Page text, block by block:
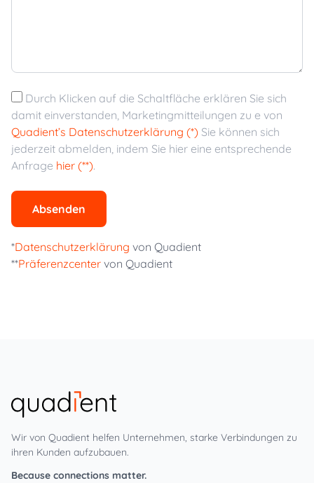
Durch Klicken auf die Schaltfläche erklären Sie sich
damit einverstanden, Marketingmitteilungen zu e von
Quadient’s Datenschutzerklärung (*) Sie können sich
jederzeit abmelden, indem Sie hier eine entsprechende
Anfrage hier (**).
Absenden
*Datenschutzerklärung von Quadient
**Präferenzcenter von Quadient
Wir von Quadient helfen Unternehmen, starke Verbindungen zu
ihren Kunden aufzubauen.
Because connections matter.